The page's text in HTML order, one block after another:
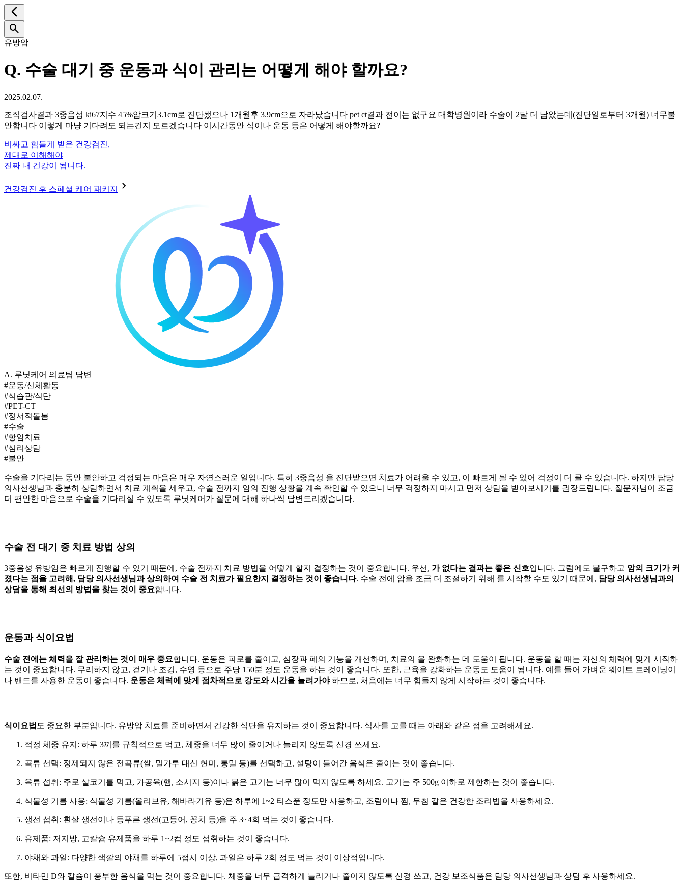
유방암
Q. 수술 대기 중 운동과 식이 관리는 어떻게 해야 할까요?
2025.02.07.
조직검사결과 3중음성 ki67지수 45%암크기3.1cm로 진단됐으나 1개월후 3.9cm으로 자라났습니다 pet ct결과 전이는 없구요 대학병원이라 수술이 2달 더 남았는데(진단일로부터 3개월) 너무불
안합니다 이렇게 마냥 기다려도 되는건지 모르겠습니다 이시간동안 식이나 운동 등은 어떻게 해야할까요?
비싸고 힘들게 받은 건강검진,
제대로 이해해야
진짜 내 건강이 됩니다.
건강검진 후 스페셜 케어 패키지
A. 루닛케어 의료팀 답변
#운동/신체활동
#식습관/식단
#PET-CT
#정서적돌봄
#수술
#항암치료
#심리상담
#불안
수술을 기다리는 동안 불안하고 걱정되는 마음은 매우 자연스러운 일입니다. 특히 3중음성 을 진단받으면 치료가 어려울 수 있고, 이 빠르게 될 수 있어 걱정이 더 클 수 있습니다. 하지만 담당
의사선생님과 충분히 상담하면서 치료 계획을 세우고, 수술 전까지 암의 진행 상황을 계속 확인할 수 있으니 너무 걱정하지 마시고 먼저 상담을 받아보시기를 권장드립니다. 질문자님이 조금
더 편안한 마음으로 수술을 기다리실 수 있도록 루닛케어가 질문에 대해 하나씩 답변드리겠습니다.
수술 전 대기 중 치료 방법 상의
3중음성 유방암은 빠르게 진행할 수 있기 때문에, 수술 전까지 치료 방법을 어떻게 할지 결정하는 것이 중요합니다. 우선, 가 없다는 결과는 좋은 신호입니다. 그럼에도 불구하고 암의 크기가 커
졌다는 점을 고려해, 담당 의사선생님과 상의하여 수술 전 치료가 필요한지 결정하는 것이 좋습니다. 수술 전에 암을 조금 더 조절하기 위해 를 시작할 수도 있기 때문에, 담당 의사선생님과의
상담을 통해 최선의 방법을 찾는 것이 중요합니다.
운동과 식이요법
수술 전에는 체력을 잘 관리하는 것이 매우 중요합니다. 운동은 피로를 줄이고, 심장과 폐의 기능을 개선하며 , 치료의 을 완화하는 데 도움이 됩니다. 운동을 할 때는 자신의 체력에 맞게 시작하
는 것이 중요합니다. 무리하지 않고, 걷기나 조깅, 수영 등으로 주당 150분 정도 운동을 하는 것이 좋습니다. 또한, 근육을 강화하는 운동도 도움이 됩니다. 예를 들어 가벼운 웨이트 트레이닝이
나 밴드를 사용한 운동이 좋습니다. 운동은 체력에 맞게 점차적으로 강도와 시간을 늘려가야 하므로, 처음에는 너무 힘들지 않게 시작하는 것이 좋습니다.
식이요법 도 중요한 부분입니다. 유방암 치료를 준비하면서 건강한 식단을 유지하는 것이 중요합니다. 식사를 고를 때는 아래와 같은 점을 고려해세요.
적정 체중 유지 : 하루 3끼를 규칙적으로 먹고, 체중을 너무 많이 줄이거나 늘리지 않도록 신경 쓰세요.
곡류 선택: 정제되지 않은 전곡류(쌀, 밀가루 대신 현미, 통밀 등)를 선택하고, 설탕이 들어간 음식은 줄이는 것이 좋습니다.
육류 섭취 : 주로 살코기 를 먹고, 가공육(햄, 소시지 등)이나 붉은 고기는 너무 많이 먹지 않도록 하세요. 고기는 주 500g 이하로 제한하는 것이 좋습니다.
식물성 기름 사용: 식물성 기름(올리브유, 해바라기유 등)은 하루에 1~2 티스푼 정도만 사용하고, 조림이나 찜, 무침 같은 건강한 조리법을 사용하세요.
생선 섭취 : 흰살 생선이나 등푸른 생선(고등어, 꽁치 등)을 주 3~4회 먹는 것이 좋습니다.
유제품: 저지방, 고칼슘 유제품을 하루 1~2컵 정도 섭취하는 것이 좋습니다.
야채와 과일: 다양한 색깔의 야채 를 하루에 5접시 이상, 과일은 하루 2회 정도 먹는 것이 이상적입니다.
또한, 비타민 D와 칼슘이 풍부한 음식을 먹는 것이 중요합니다. 체중을 너무 급격하게 늘리거나 줄이지 않도록 신경 쓰고, 건강 보조식품은 담당 의사선생님과 상담 후 사용하세요.